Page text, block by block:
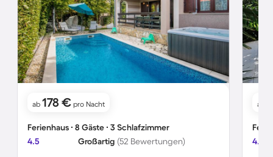
ab 178 € pro Nacht
Ferienhaus ∙ 8 Gäste ∙ 3 Schlafzimmer
4.5
Großartig (52 Bewertungen)
ab
4.7